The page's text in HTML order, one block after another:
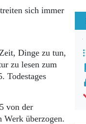
sich immer
Dinge zu tun,
zu lesen zum
Todestages
von der
Werk überzogen.